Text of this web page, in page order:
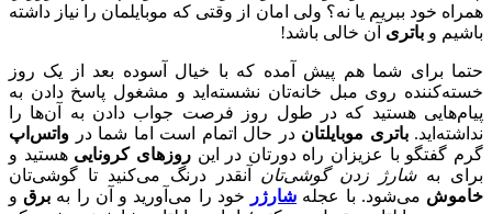
همراه خود ببریم یا نه؟ ولی امان از وقتی که موبایلمان را نیاز داشته
باشیم و باتری آن خالی باشد!
حتما برای شما هم پیش آمده که با خیال آسوده بعد از یک روز
خسته‌کننده روی مبل خانه‌تان نشسته‌اید و مشغول پاسخ دادن به
پیام‌هایی هستید که در طول روز فرصت جواب دادن به آن‌ها را
نداشته‌اید.باتری موبایلتان در حال اتمام است اما شما در واتس‌اپ
گرم گفتگو با عزیزان راه دورتان در اینروزهای کرونایی هستید و
برای بهشارژ زدن گوشی‌تان آنقدر درنگ می‌کنید تا گوشی‌تان
خاموش می‌شود. با عجله شارژر خود را می‌آورید و آن را به برق و